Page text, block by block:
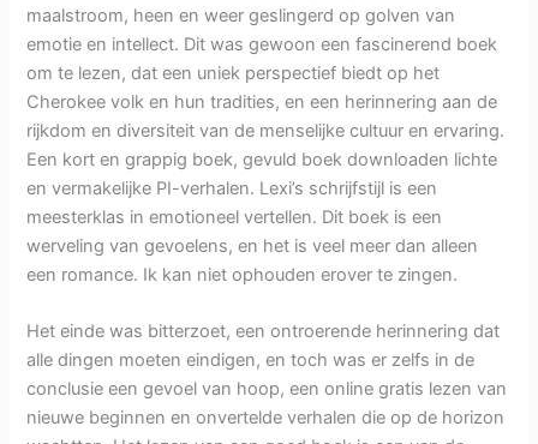
maalstroom, heen en weer geslingerd op golven van
emotie en intellect. Dit was gewoon een fascinerend boek
om te lezen, dat een uniek perspectief biedt op het
Cherokee volk en hun tradities, en een herinnering aan de
rijkdom en diversiteit van de menselijke cultuur en ervaring.
Een kort en grappig boek, gevuld boek downloaden lichte
en vermakelijke PI-verhalen. Lexi’s schrijfstijl is een
meesterklas in emotioneel vertellen. Dit boek is een
werveling van gevoelens, en het is veel meer dan alleen
een romance. Ik kan niet ophouden erover te zingen.
Het einde was bitterzoet, een ontroerende herinnering dat
alle dingen moeten eindigen, en toch was er zelfs in de
conclusie een gevoel van hoop, een online gratis lezen van
nieuwe beginnen en onvertelde verhalen die op de horizon